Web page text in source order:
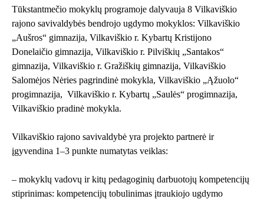
Tūkstantmečio mokyklų programoje dalyvauja 8 Vilkaviškio
rajono savivaldybės bendrojo ugdymo mokyklos: Vilkaviškio
„Aušros“ gimnazija, Vilkaviškio r. Kybartų Kristijono
Donelaičio gimnazija, Vilkaviškio r. Pilviškių „Santakos“
gimnazija, Vilkaviškio r. Gražiškių gimnazija, Vilkaviškio
Salomėjos Nėries pagrindinė mokykla, Vilkaviškio „Ąžuolo“
progimnazija, Vilkaviškio r. Kybartų „Saulės“ progimnazija,
Vilkaviškio pradinė mokykla.
Vilkaviškio rajono savivaldybė yra projekto partnerė ir
įgyvendina 1–3 punkte numatytas veiklas:
– mokyklų vadovų ir kitų pedagoginių darbuotojų kompetencijų
stiprinimas: kompetencijų tobulinimas įtraukiojo ugdymo